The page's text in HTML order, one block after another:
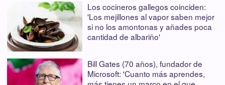
Los cocineros gallegos coinciden:
'Los mejillones al vapor saben mejor
si no los amontonas y añades poca
cantidad de albariño'
Bill Gates (70 años), fundador de
Microsoft: 'Cuanto más aprendes,